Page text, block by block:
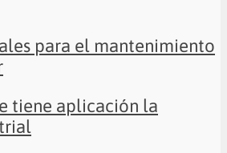
para el mantenimiento
tiene aplicación la